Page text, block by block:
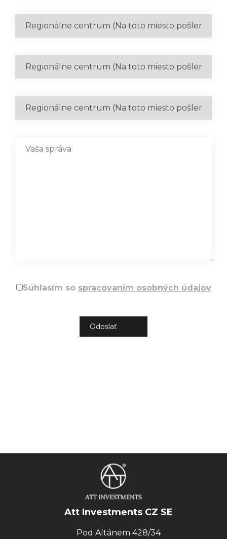
Súhlasím so spracovaním osobných údajov
Att Investments CZ SE
Pod Altánem 428/34